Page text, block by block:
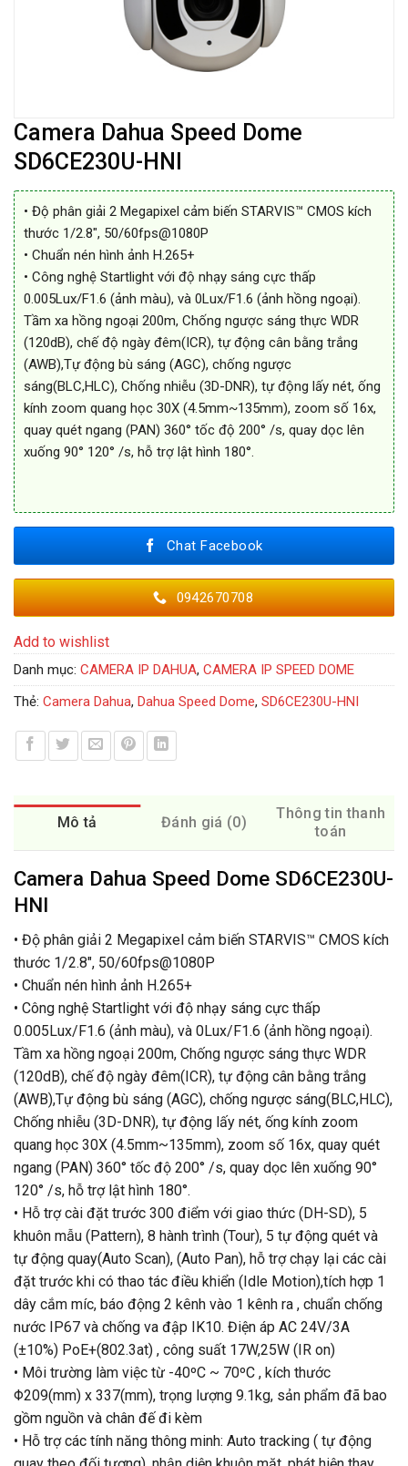
Camera Dahua Speed Dome
SD6CE230U-HNI
• Độ phân giải 2 Megapixel cảm biến STARVIS™ CMOS kích
thước 1/2.8″, 50/60fps@1080P
• Chuẩn nén hình ảnh H.265+
• Công nghệ Startlight với độ nhạy sáng cực thấp
0.005Lux/F1.6 (ảnh màu), và 0Lux/F1.6 (ảnh hồng ngoại).
Tầm xa hồng ngoại 200m, Chống ngược sáng thực WDR
(120dB), chế độ ngày đêm(ICR), tự động cân bằng trắng
(AWB),Tự động bù sáng (AGC), chống ngược
sáng(BLC,HLC), Chống nhiễu (3D-DNR), tự động lấy nét, ống
kính zoom quang học 30X (4.5mm~135mm), zoom số 16x,
quay quét ngang (PAN) 360° tốc độ 200° /s, quay dọc lên
xuống 90° 120° /s, hỗ trợ lật hình 180°.
Chat Facebook
0942670708
Add to wishlist
Danh mục: CAMERA IP DAHUA, CAMERA IP SPEED DOME
Thẻ: Camera Dahua, Dahua Speed Dome, SD6CE230U-HNI
Mô tả Đánh giá (0)
Thông tin thanh
toán
Camera Dahua Speed Dome SD6CE230U-
HNI
• Độ phân giải 2 Megapixel cảm biến STARVIS™ CMOS kích
thước 1/2.8″, 50/60fps@1080P
• Chuẩn nén hình ảnh H.265+
• Công nghệ Startlight với độ nhạy sáng cực thấp
0.005Lux/F1.6 (ảnh màu), và 0Lux/F1.6 (ảnh hồng ngoại).
Tầm xa hồng ngoại 200m, Chống ngược sáng thực WDR
(120dB), chế độ ngày đêm(ICR), tự động cân bằng trắng
(AWB),Tự động bù sáng (AGC), chống ngược sáng(BLC,HLC),
Chống nhiễu (3D-DNR), tự động lấy nét, ống kính zoom
quang học 30X (4.5mm~135mm), zoom số 16x, quay quét
ngang (PAN) 360° tốc độ 200° /s, quay dọc lên xuống 90°
120° /s, hỗ trợ lật hình 180°.
• Hỗ trợ cài đặt trước 300 điểm với giao thức (DH-SD), 5
khuôn mẫu (Pattern), 8 hành trình (Tour), 5 tự động quét và
tự động quay(Auto Scan), (Auto Pan), hỗ trợ chạy lại các cài
đặt trước khi có thao tác điều khiển (Idle Motion),tích hợp 1
dây cắm míc, báo động 2 kênh vào 1 kênh ra , chuẩn chống
nước IP67 và chống va đập IK10. Điện áp AC 24V/3A
(±10%) PoE+(802.3at) , công suất 17W,25W (IR on)
• Môi trường làm việc từ -40ºC ~ 70ºC , kích thước
Φ209(mm) x 337(mm), trọng lượng 9.1kg, sản phẩm đã bao
gồm nguồn và chân đế đi kèm
• Hỗ trợ các tính năng thông minh: Auto tracking ( tự động